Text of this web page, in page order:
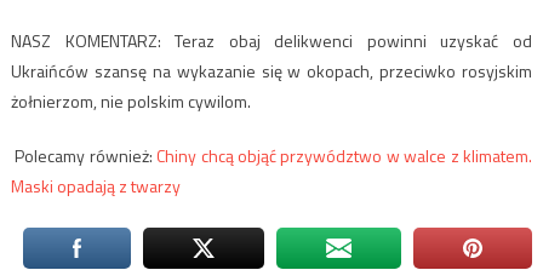
NASZ KOMENTARZ: Teraz obaj delikwenci powinni uzyskać od
Ukraińców szansę na wykazanie się w okopach, przeciwko rosyjskim
żołnierzom, nie polskim cywilom.
Polecamy również: Chiny chcą objąć przywództwo w walce z klimatem.
Maski opadają z twarzy